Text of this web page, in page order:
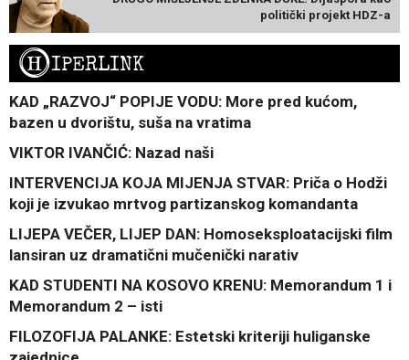
politički projekt HDZ-a
HIPERLINK
KAD „RAZVOJ“ POPIJE VODU: More pred kućom,
bazen u dvorištu, suša na vratima
VIKTOR IVANČIĆ: Nazad naši
INTERVENCIJA KOJA MIJENJA STVAR: Priča o Hodži
koji je izvukao mrtvog partizanskog komandanta
LIJEPA VEČER, LIJEP DAN: Homoseksploatacijski film
lansiran uz dramatični mučenički narativ
KAD STUDENTI NA KOSOVO KRENU: Memorandum 1 i
Memorandum 2 – isti
FILOZOFIJA PALANKE: Estetski kriteriji huliganske